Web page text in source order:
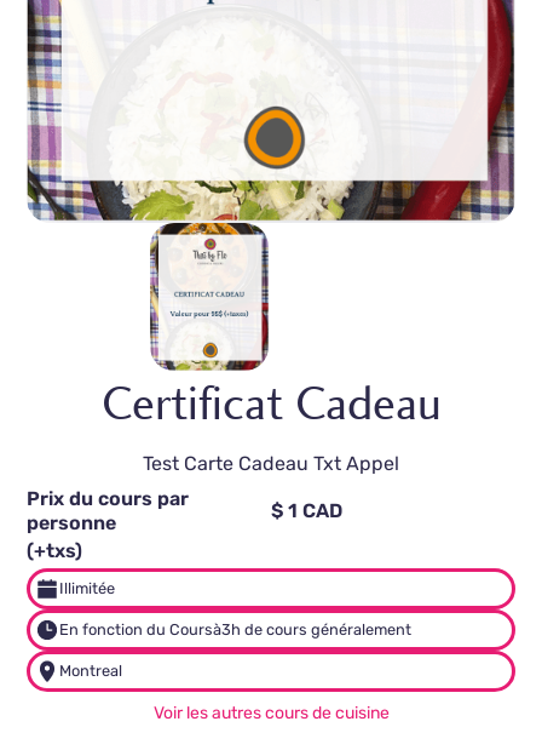
Certificat Cadeau
Test Carte Cadeau Txt Appel
Prix du cours par
personne
$ 1 CAD
(+txs)
Illimitée
En fonction du Coursà3h de cours généralement
Montreal
Voir les autres cours de cuisine